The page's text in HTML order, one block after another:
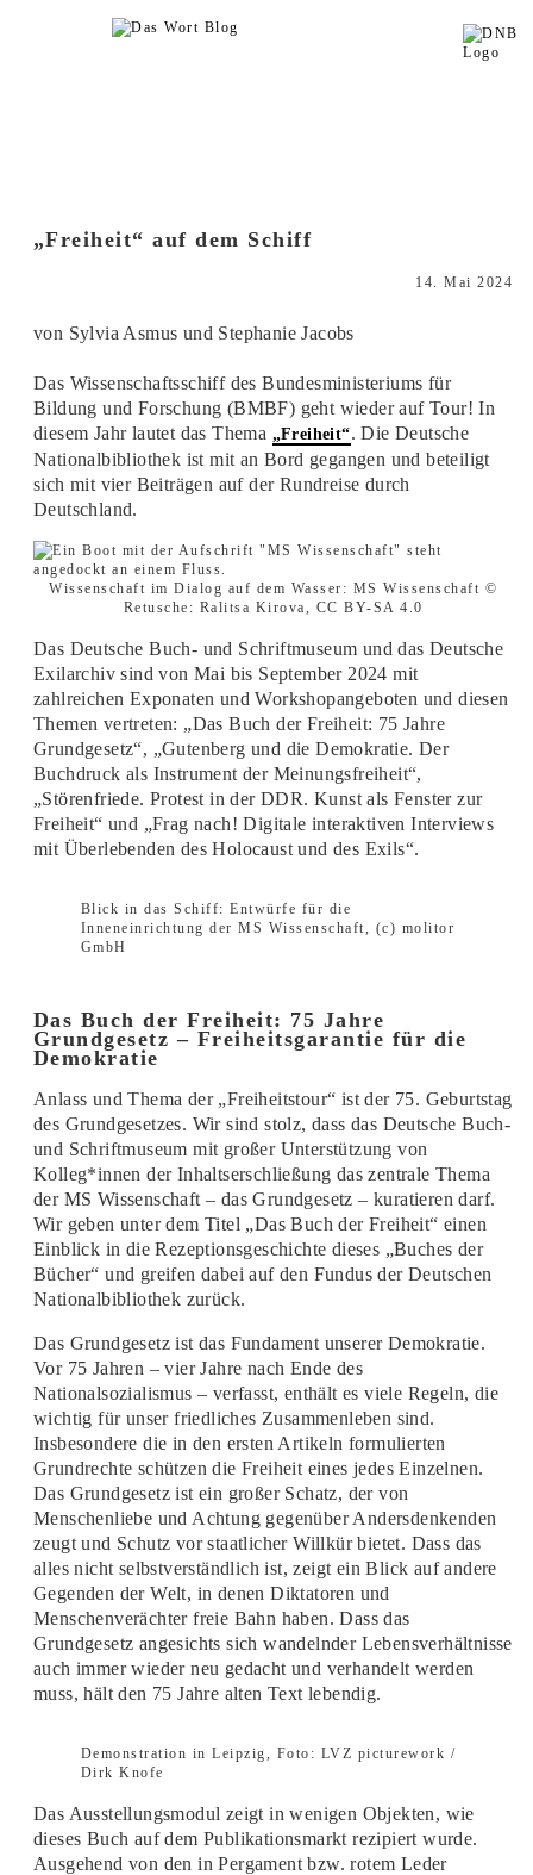
„Freiheit“ auf dem Schiff
14. Mai 2024
von Sylvia Asmus und Stephanie Jacobs
Das Wissenschaftsschiff des Bundesministeriums für
Bildung und Forschung (BMBF) geht wieder auf Tour! In
diesem Jahr lautet das Thema „Freiheit“. Die Deutsche
Nationalbibliothek ist mit an Bord gegangen und beteiligt
sich mit vier Beiträgen auf der Rundreise durch
Deutschland.
Wissenschaft im Dialog auf dem Wasser: MS Wissenschaft ©
Retusche: Ralitsa Kirova, CC BY-SA 4.0
Das Deutsche Buch- und Schriftmuseum und das Deutsche
Exilarchiv sind von Mai bis September 2024 mit
zahlreichen Exponaten und Workshopangeboten und diesen
Themen vertreten: „Das Buch der Freiheit: 75 Jahre
Grundgesetz“, „Gutenberg und die Demokratie. Der
Buchdruck als Instrument der Meinungsfreiheit“,
„Störenfriede. Protest in der DDR. Kunst als Fenster zur
Freiheit“ und „Frag nach! Digitale interaktiven Interviews
mit Überlebenden des Holocaust und des Exils“.
Blick in das Schiff: Entwürfe für die
Inneneinrichtung der MS Wissenschaft, (c) molitor
GmbH
Das Buch der Freiheit: 75 Jahre
Grundgesetz – Freiheitsgarantie für die
Demokratie
Anlass und Thema der „Freiheitstour“ ist der 75. Geburtstag
des Grundgesetzes. Wir sind stolz, dass das Deutsche Buch-
und Schriftmuseum mit großer Unterstützung von
Kolleg*innen der Inhaltserschließung das zentrale Thema
der MS Wissenschaft – das Grundgesetz – kuratieren darf.
Wir geben unter dem Titel „Das Buch der Freiheit“ einen
Einblick in die Rezeptionsgeschichte dieses „Buches der
Bücher“ und greifen dabei auf den Fundus der Deutschen
Nationalbibliothek zurück.
Das Grundgesetz ist das Fundament unserer Demokratie.
Vor 75 Jahren – vier Jahre nach Ende des
Nationalsozialismus – verfasst, enthält es viele Regeln, die
wichtig für unser friedliches Zusammenleben sind.
Insbesondere die in den ersten Artikeln formulierten
Grundrechte schützen die Freiheit eines jedes Einzelnen.
Das Grundgesetz ist ein großer Schatz, der von
Menschenliebe und Achtung gegenüber Andersdenkenden
zeugt und Schutz vor staatlicher Willkür bietet. Dass das
alles nicht selbstverständlich ist, zeigt ein Blick auf andere
Gegenden der Welt, in denen Diktatoren und
Menschenverächter freie Bahn haben. Dass das
Grundgesetz angesichts sich wandelnder Lebensverhältnisse
auch immer wieder neu gedacht und verhandelt werden
muss, hält den 75 Jahre alten Text lebendig.
Demonstration in Leipzig, Foto: LVZ picturework /
Dirk Knofe
Das Ausstellungsmodul zeigt in wenigen Objekten, wie
dieses Buch auf dem Publikationsmarkt rezipiert wurde.
Ausgehend von den in Pergament bzw. rotem Leder